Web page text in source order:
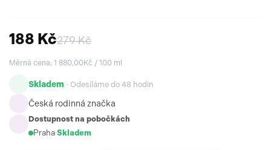
188 Kč279 Kč
Měrná cena: 1 880,00Kč / 100 ml
Skladem · Odesíláme do 48 hodin
Česká rodinná značka
Dostupnost na pobočkách
Praha·Skladem